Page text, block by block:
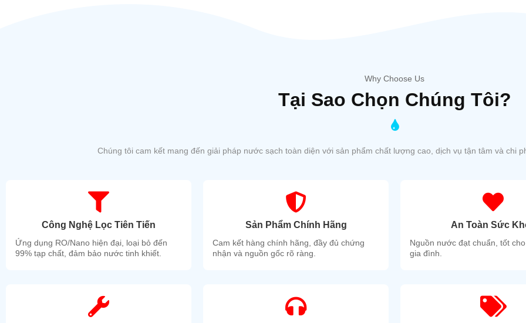
Máy lọc nước tinh khiết RO ST-01RO
tiện lợi hơn cả các dòng tủ kính và tủ inox các hãng khác là mặt trên được thiết kế dạng
Máy có thiết kế đèn báo hoạt động màu đỏ trên mặt máy để người dùng có thể biết thời gian hoạt động của máy.
Why Choose Us
Tại Sao Chọn Chúng Tôi?
Chúng tôi cam kết mang đến giải pháp nước sạch toàn diện với sản phẩm chất lượng cao, dịch vụ tận tâm và chi
Công Nghệ Lọc Tiên Tiến
Ứng dụng RO/Nano hiện đại, loại bỏ đến
99% tạp chất, đảm bảo nước tinh khiết.
Sản Phẩm Chính Hãng
Cam kết hàng chính hãng, đầy đủ chứng
nhận và nguồn gốc rõ ràng.
An Toàn Sức
Nguồn nước đạt chuẩn, tốt
gia đình.